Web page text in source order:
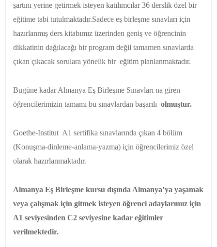
şartını yerine getirmek isteyen katılımcılar 36 derslik özel bir
eğitime tabi tutulmaktadır.Sadece eş birleşme sınavları için
hazırlanmış ders kitabımız üzerinden geniş ve öğrencinin
dikkatinin dağılacağı bir program değil tamamen sınavlarda
çıkan çıkacak sorulara yönelik bir eğitim planlanmaktadır.
Bugüne kadar Almanya Eş Birleşme Sınavları na giren
öğrencilerimizin tamamı bu sınavlardan başarılı olmuştur.
Goethe-Institut A1 sertifika sınavlarında çıkan 4 bölüm
(Konuşma-dinleme-anlama-yazma) için öğrencilerimiz özel
olarak hazırlanmaktadır.
Almanya Eş Birleşme kursu dışında Almanya’ya yaşamak
veya çalışmak için gitmek isteyen öğrenci adaylarımız için
A1 seviyesinden C2 seviyesine kadar eğitimler
verilmektedir.